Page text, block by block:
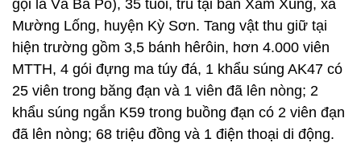
gọi là Và Bá Pó), 35 tuổi, trú tại bản Xám Xúng, xã
Mường Lống, huyện Kỳ Sơn. Tang vật thu giữ tại
hiện trường gồm 3,5 bánh hêrôin, hơn 4.000 viên
MTTH, 4 gói đựng ma túy đá, 1 khẩu súng AK47 có
25 viên trong băng đạn và 1 viên đã lên nòng; 2
khẩu súng ngắn K59 trong buồng đạn có 2 viên đạn
đã lên nòng; 68 triệu đồng và 1 điện thoại di động.